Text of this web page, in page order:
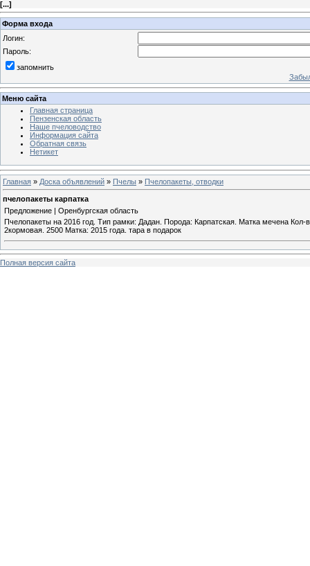
[...]
Форма входа
Логин:
Пароль:
запомнить
Меню сайта
Главная страница
Пензенская область
Наше пчеловодство
Информация сайта
Обратная связь
Нетикет
Главная » Доска объявлений » Пчелы » Пчелопакеты, отводки
пчелопакеты карпатка
Предложение | Оренбургская область
Пчелопакеты на 2016 год. Тип рамки: Дадан. Порода: Карпатская. Матка мечена
2кормовая. 2500 Матка: 2015 года. тара в подарок
Полная версия сайта